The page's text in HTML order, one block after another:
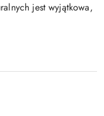
jest wyjątkowa,